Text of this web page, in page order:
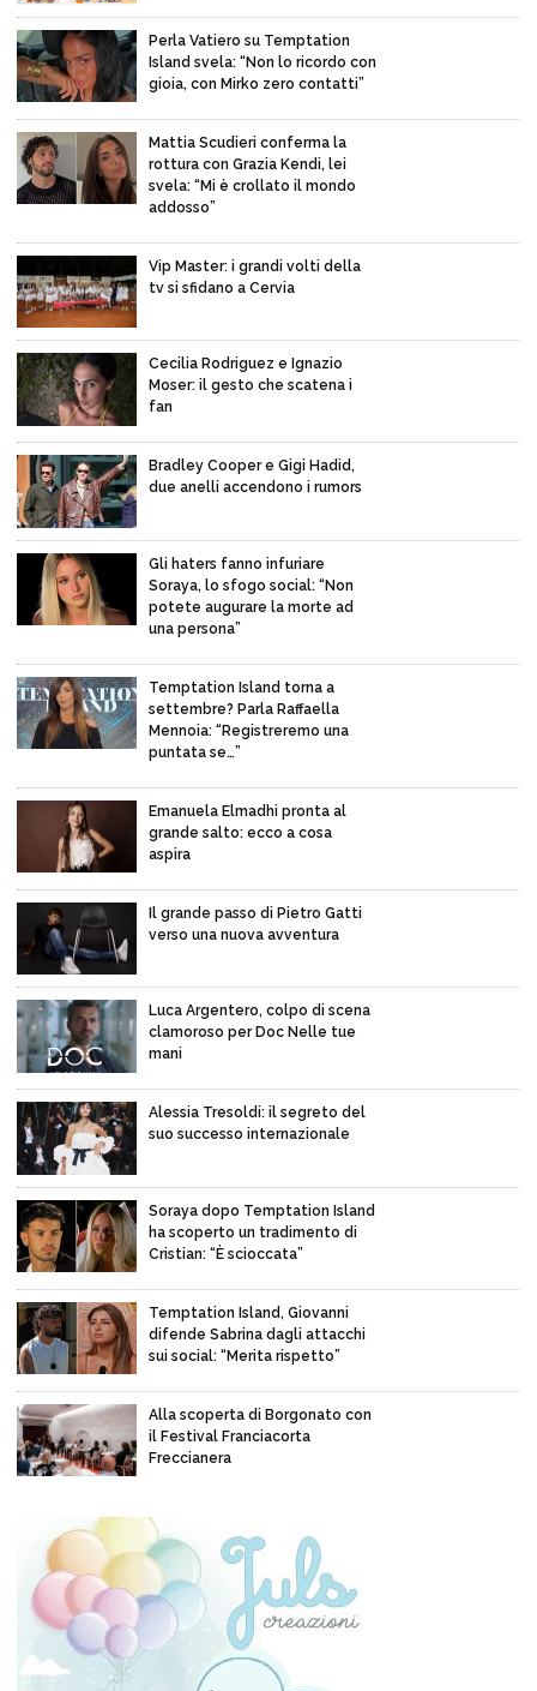
Perla Vatiero su Temptation
Island svela: “Non lo ricordo con
gioia, con Mirko zero contatti”
Mattia Scudieri conferma la
rottura con Grazia Kendi, lei
svela: “Mi è crollato il mondo
addosso”
Vip Master: i grandi volti della
tv si sfidano a Cervia
Cecilia Rodriguez e Ignazio
Moser: il gesto che scatena i
fan
Bradley Cooper e Gigi Hadid,
due anelli accendono i rumors
Gli haters fanno infuriare
Soraya, lo sfogo social: “Non
potete augurare la morte ad
una persona”
Temptation Island torna a
settembre? Parla Raffaella
Mennoia: “Registreremo una
puntata se…”
Emanuela Elmadhi pronta al
grande salto: ecco a cosa
aspira
Il grande passo di Pietro Gatti
verso una nuova avventura
Luca Argentero, colpo di scena
clamoroso per Doc Nelle tue
mani
Alessia Tresoldi: il segreto del
suo successo internazionale
Soraya dopo Temptation Island
ha scoperto un tradimento di
Cristian: “È scioccata”
Temptation Island, Giovanni
difende Sabrina dagli attacchi
sui social: “Merita rispetto”
Alla scoperta di Borgonato con
il Festival Franciacorta
Freccianera